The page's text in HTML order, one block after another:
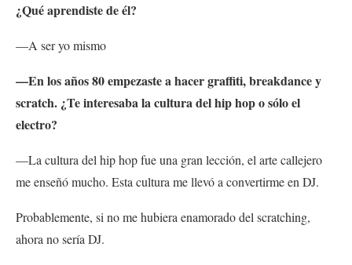
¿Qué aprendiste de él?
—A ser yo mismo
—En los años 80 empezaste a hacer graffiti, breakdance y
scratch. ¿Te interesaba la cultura del hip hop o sólo el
electro?
—La cultura del hip hop fue una gran lección, el arte callejero
me enseñó mucho. Esta cultura me llevó a convertirme en DJ.
Probablemente, si no me hubiera enamorado del scratching,
ahora no sería DJ.